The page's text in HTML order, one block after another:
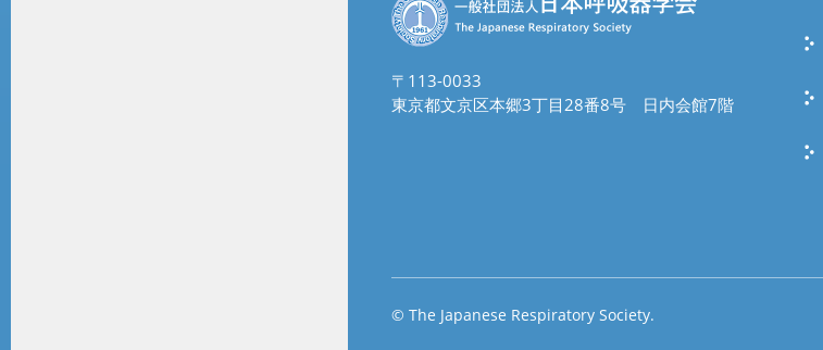
〒113-0033
東京都文京区本郷3丁目28番8号 日内会館7階
© The Japanese Respiratory Society.